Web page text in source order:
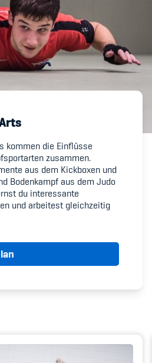
FAQ
kommen die Einflüsse
zusammen.
aus dem Kickboxen und
Bodenkampf aus dem Judo
du interessante
und arbeitest gleichzeitig